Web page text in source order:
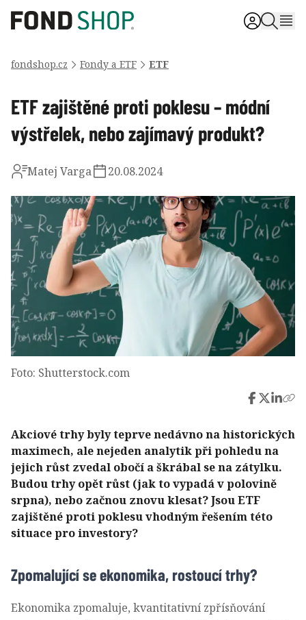
fondshop.cz Fondy a ETF ETF
ETF zajištěné proti poklesu – módní
výstřelek, nebo zajímavý produkt?
Matej Varga 20.08.2024
Foto: Shutterstock.com
Akciové trhy byly teprve nedávno na historických
maximech, ale nejeden analytik při pohledu na
jejich růst zvedal obočí a škrábal se na zátylku.
Budou trhy opět růst (jak to vypadá v polovině
srpna), nebo začnou znovu klesat? Jsou ETF
zajištěné proti poklesu vhodným řešením této
situace pro investory?
Zpomalující se ekonomika, rostoucí trhy?
Ekonomika zpomaluje, kvantitativní zpřísňování